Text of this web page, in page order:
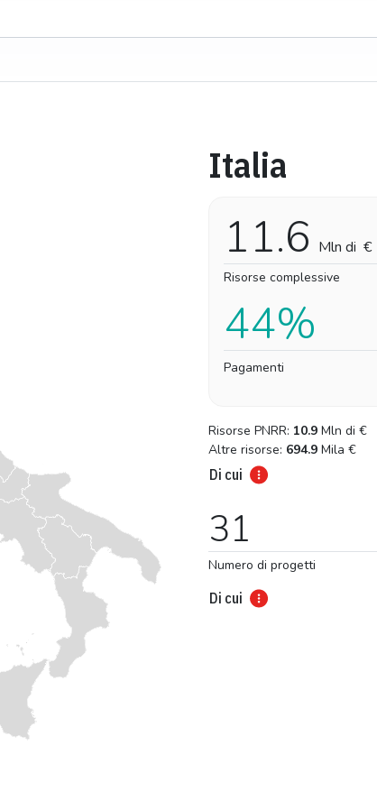
Complessivo
Italia
11.6 Mln di €
Risorse complessive
44%
Pagamenti
Risorse PNRR: 10.9 Mln di €
Altre risorse: 694.9 Mila €
Di cui
31
Numero di progetti
Di cui